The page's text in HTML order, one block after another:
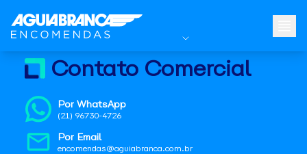
Contato Comercial
Por WhatsApp
(21) 96730-4726
Por Email
encomendas@aguiabranca.com.br